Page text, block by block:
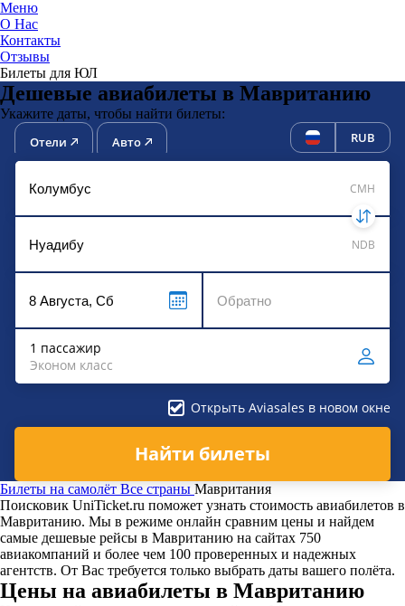
Меню
О Нас
Контакты
Отзывы
Билеты для ЮЛ
Дешевые авиабилеты в Мавританию
Укажите даты, чтобы найти билеты:
Отели Авто RUB
CMH
NDB
1 пассажир
Эконом класс
Открыть Aviasales в новом окне
Найти билеты
Билеты на самолёт Все страны Мавритания
Поисковик UniTicket.ru поможет узнать стоимость авиабилетов в
Мавританию. Мы в режиме онлайн сравним цены и найдем
самые дешевые рейсы в Мавританию на сайтах 750
авиакомпаний и более чем 100 проверенных и надежных
агентств. От Вас требуется только выбрать даты вашего полёта.
Цены на авиабилеты в Мавританию